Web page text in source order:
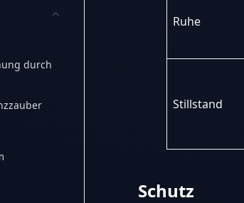
durch
Ruhe
Stillstand
Schutz